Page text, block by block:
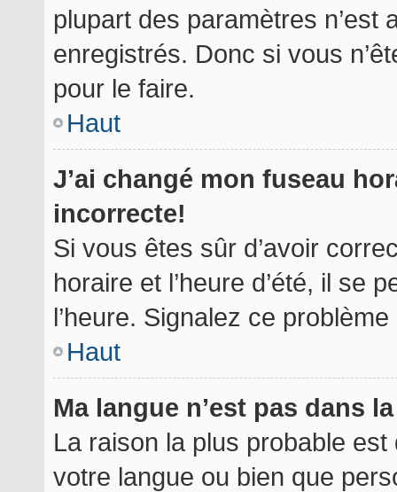
plupart des paramètres n’est
enregistrés. Donc si vous
pour le faire.
Haut
J’ai changé mon fuseau
incorrecte!
Si vous êtes sûr d’avoir
horaire et l’heure d’été, il se
l’heure. Signalez ce problème
Haut
Ma langue n’est pas dans
La raison la plus probable est
votre langue ou bien que